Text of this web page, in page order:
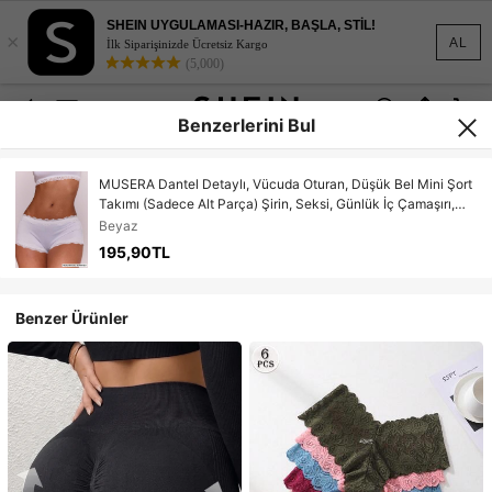
AL
×
SHEIN UYGULAMASI-HAZIR, BAŞLA, STİL!
İlk Siparişinizde Ücretsiz Kargo
(5,000)
Benzerlerini Bul
MUSERA Dantel Detaylı, Vücuda Oturan, Düşük Bel Mini Şort
Takımı (Sadece Alt Parça) Şirin, Seksi, Günlük İç Çamaşırı,
İlkbahar, Yaz, Tatil İçin Vazgeçilmez
Beyaz
195,90TL
Benzer Ürünler